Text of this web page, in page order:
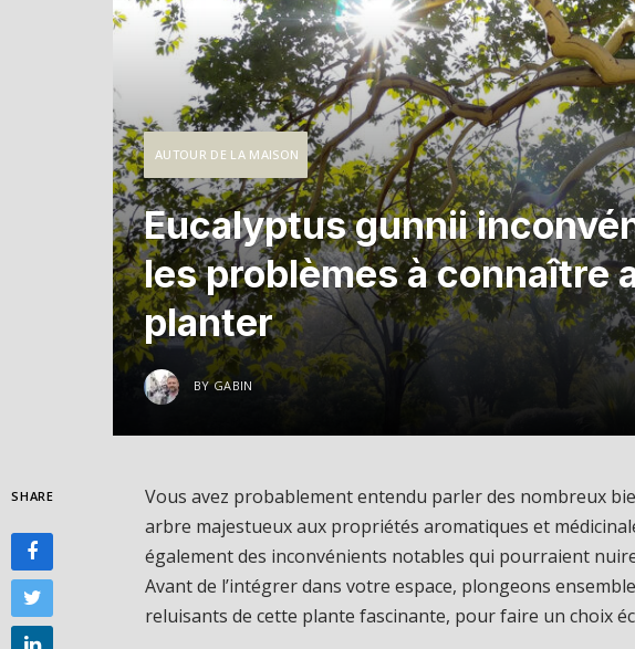
AUTOUR DE LA MAISON
Eucalyptus gunnii
les problèmes à connaître
planter
BY GABIN
SHARE
Vous avez probablement entendu parler des nombreux
arbre majestueux aux propriétés aromatiques et
également des inconvénients notables qui pourraient
Avant de l’intégrer dans votre espace, plongeons
reluisants de cette plante fascinante, pour faire un choix